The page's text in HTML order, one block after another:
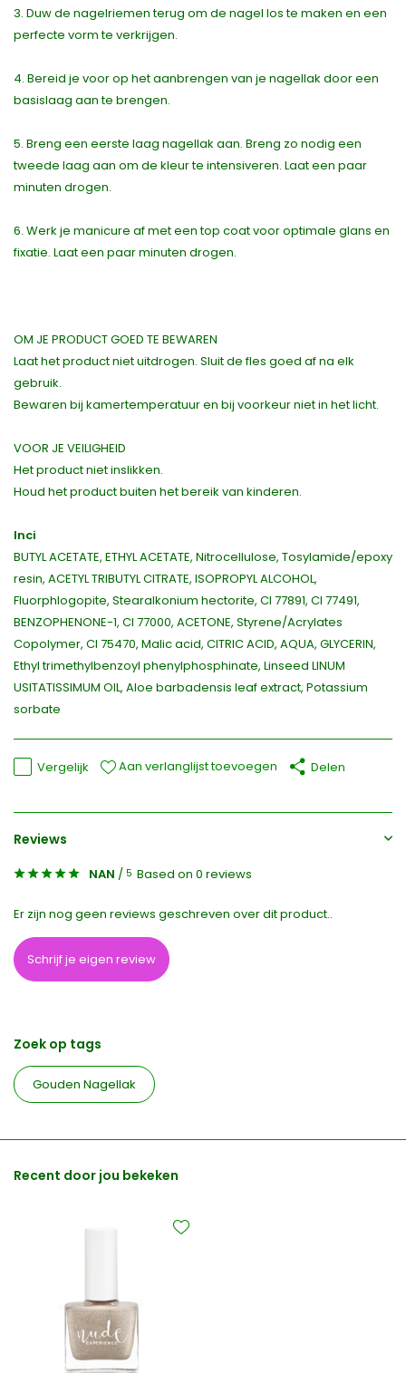
3. Duw de nagelriemen terug om de nagel los te maken en een
perfecte vorm te verkrijgen.
4. Bereid je voor op het aanbrengen van je nagellak door een
basislaag aan te brengen.
5. Breng een eerste laag nagellak aan. Breng zo nodig een
tweede laag aan om de kleur te intensiveren. Laat een paar
minuten drogen.
6. Werk je manicure af met een top coat voor optimale glans en
fixatie. Laat een paar minuten drogen.
OM JE PRODUCT GOED TE BEWAREN
Laat het product niet uitdrogen. Sluit de fles goed af na elk
gebruik.
Bewaren bij kamertemperatuur en bij voorkeur niet in het licht.
VOOR JE VEILIGHEID
Het product niet inslikken.
Houd het product buiten het bereik van kinderen.
Inci
BUTYL ACETATE, ETHYL ACETATE, Nitrocellulose, Tosylamide/epoxy
resin, ACETYL TRIBUTYL CITRATE, ISOPROPYL ALCOHOL,
Fluorphlogopite, Stearalkonium hectorite, CI 77891, CI 77491,
BENZOPHENONE-1, CI 77000, ACETONE, Styrene/Acrylates
Copolymer, CI 75470, Malic acid, CITRIC ACID, AQUA, GLYCERIN,
Ethyl trimethylbenzoyl phenylphosphinate, Linseed LINUM
USITATISSIMUM OIL, Aloe barbadensis leaf extract, Potassium
sorbate
Vergelijk Aan verlanglijst toevoegen Delen
Reviews
NAN / 5 Based on 0 reviews
Er zijn nog geen reviews geschreven over dit product..
Schrijf je eigen review
Zoek op tags
Gouden Nagellak
Recent door jou bekeken